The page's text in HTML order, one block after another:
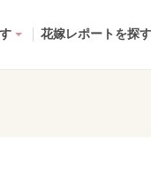
花嫁レポートを探す